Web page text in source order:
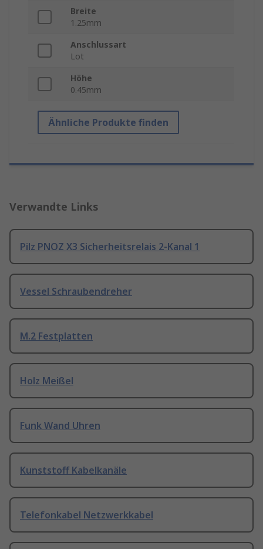
Breite
1.25mm
Anschlussart
Lot
Höhe
0.45mm
Ähnliche Produkte finden
Verwandte Links
Pilz PNOZ X3 Sicherheitsrelais 2-Kanal 1
Vessel Schraubendreher
M.2 Festplatten
Holz Meißel
Funk Wand Uhren
Kunststoff Kabelkanäle
Telefonkabel Netzwerkkabel